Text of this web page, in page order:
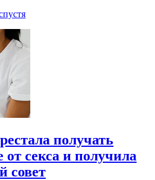
получать
от секса и получила
совет